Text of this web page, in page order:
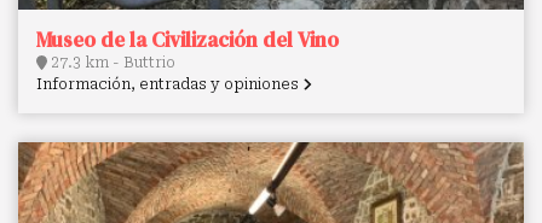
Museo de la Civilización del Vino
27.3 km - Buttrio
Información, entradas y opiniones